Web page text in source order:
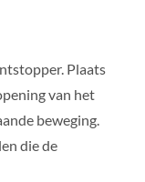
Plaats
van het
beweging.
die de